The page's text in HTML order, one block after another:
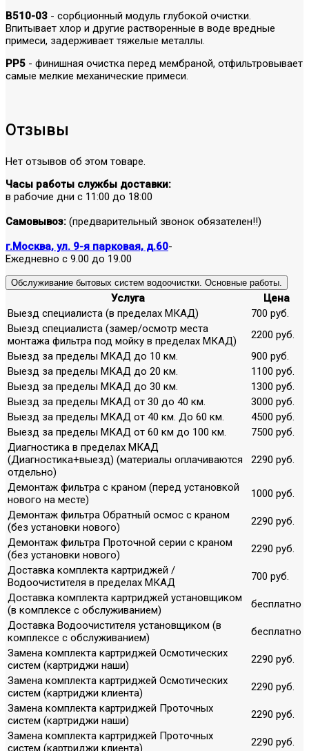
B510-03 - сорбционный модуль глубокой очистки.
Впитывает хлор и другие растворенные в воде вредные
примеси, задерживает тяжелые металлы.
PP5 - финишная очистка перед мембраной, отфильтровывает
самые мелкие механические примеси.
Отзывы
Нет отзывов об этом товаре.
Часы работы службы доставки:
в рабочие дни с 11:00 до 18:00
Самовывоз: (предварительный звонок обязателен!!)
г.Москва, ул. 9-я парковая, д.60-
Ежедневно с 9.00 до 19.00
Обслуживание бытовых систем водоочистки. Основные работы.
Услуга
Цена
Выезд специалиста (в пределах МКАД)
700 руб.
Выезд специалиста (замер/осмотр места
монтажа фильтра под мойку в пределах МКАД)
2200 руб.
Выезд за пределы МКАД до 10 км.
900 руб.
Выезд за пределы МКАД до 20 км.
1100 руб.
Выезд за пределы МКАД до 30 км.
1300 руб.
Выезд за пределы МКАД от 30 до 40 км.
3000 руб.
Выезд за пределы МКАД от 40 км. До 60 км.
4500 руб.
Выезд за пределы МКАД от 60 км до 100 км.
7500 руб.
Диагностика в пределах МКАД
(Диагностика+выезд) (материалы оплачиваются
отдельно)
2290 руб.
Демонтаж фильтра с краном (перед установкой
нового на месте)
1000 руб.
Демонтаж фильтра Обратный осмос с краном
(без установки нового)
2290 руб.
Демонтаж фильтра Проточной серии с краном
(без установки нового)
2290 руб.
Доставка комплекта картриджей /
Водоочистителя в пределах МКАД
700 руб.
Доставка комплекта картриджей установщиком
(в комплексе с обслуживанием)
бесплатно
Доставка Водоочистителя установщиком (в
комплексе с обслуживанием)
бесплатно
Замена комплекта картриджей Осмотических
систем (картриджи наши)
2290 руб.
Замена комплекта картриджей Осмотических
систем (картриджи клиента)
2290 руб.
Замена комплекта картриджей Проточных
систем (картриджи наши)
2290 руб.
Замена комплекта картриджей Проточных
систем (картриджи клиента)
2290 руб.